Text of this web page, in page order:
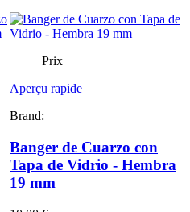
Prix
Aperçu rapide
Brand:
Banger de Cuarzo con
Tapa de Vidrio - Hembra
19 mm